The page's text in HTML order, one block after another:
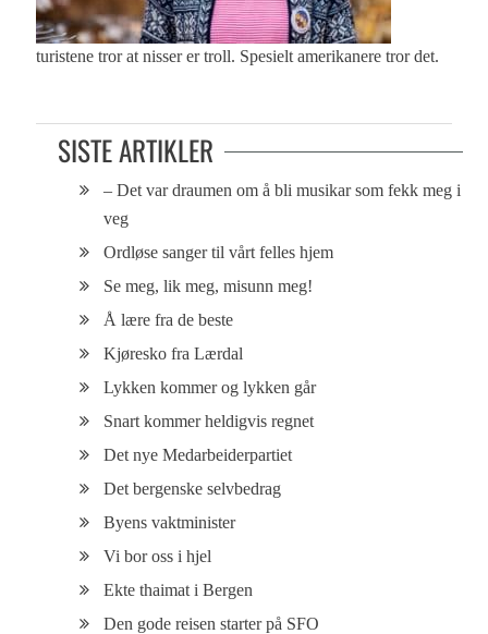
turistene tror at nisser er troll. Spesielt amerikanere tror det.
SISTE ARTIKLER
– Det var draumen om å bli musikar som fekk meg i
veg
Ordløse sanger til vårt felles hjem
Se meg, lik meg, misunn meg!
Å lære fra de beste
Kjøresko fra Lærdal
Lykken kommer og lykken går
Snart kommer heldigvis regnet
Det nye Medarbeiderpartiet
Det bergenske selvbedrag
Byens vaktminister
Vi bor oss i hjel
Ekte thaimat i Bergen
Den gode reisen starter på SFO